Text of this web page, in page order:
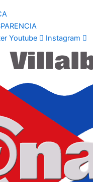
Youtube Instagram